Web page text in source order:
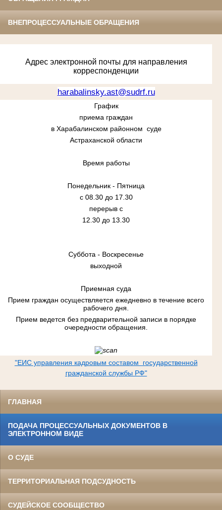
ВНЕПРОЦЕССУАЛЬНЫЕ ОБРАЩЕНИЯ
Адрес электронной почты для направления
корреспонденции
harabalinsky.ast@sudrf.ru
График
приема граждан
в Харабалинском районном суде
Астраханской области
Время работы
Понедельник - Пятница
с 08.30 до 17.30
перерыв с
12.30 до 13.30
Суббота - Воскресенье
выходной
Приемная суда
Прием граждан осуществляется ежедневно в течение всего
рабочего дня.
Прием ведется без предварительной записи в порядке
очередности обращения.
"ЕИС управления кадровым составом государственной
гражданской службы РФ"
ГЛАВНАЯ
ПОДАЧА ПРОЦЕССУАЛЬНЫХ ДОКУМЕНТОВ В
ЭЛЕКТРОННОМ ВИДЕ
О СУДЕ
ТЕРРИТОРИАЛЬНАЯ ПОДСУДНОСТЬ
СУДЕЙСКОЕ СООБЩЕСТВО